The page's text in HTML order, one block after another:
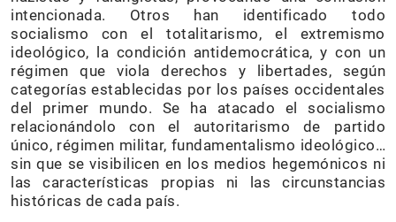
intencionada. Otros han identificado todo
socialismo con el totalitarismo, el extremismo
ideológico, la condición antidemocrática, y con un
régimen que viola derechos y libertades, según
categorías establecidas por los países occidentales
del primer mundo. Se ha atacado el socialismo
relacionándolo con el autoritarismo de partido
único, régimen militar, fundamentalismo ideológico…
sin que se visibilicen en los medios hegemónicos ni
las características propias ni las circunstancias
históricas de cada país.